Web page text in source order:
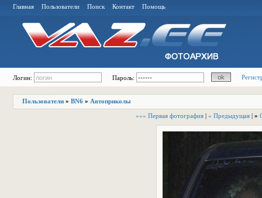
Главная Пользователи Поиск Контакт Помощь
Логин: Пароль:
Пользователи » BN6 » Автоприколы
««« Первая фотография | « Предыдущая | »